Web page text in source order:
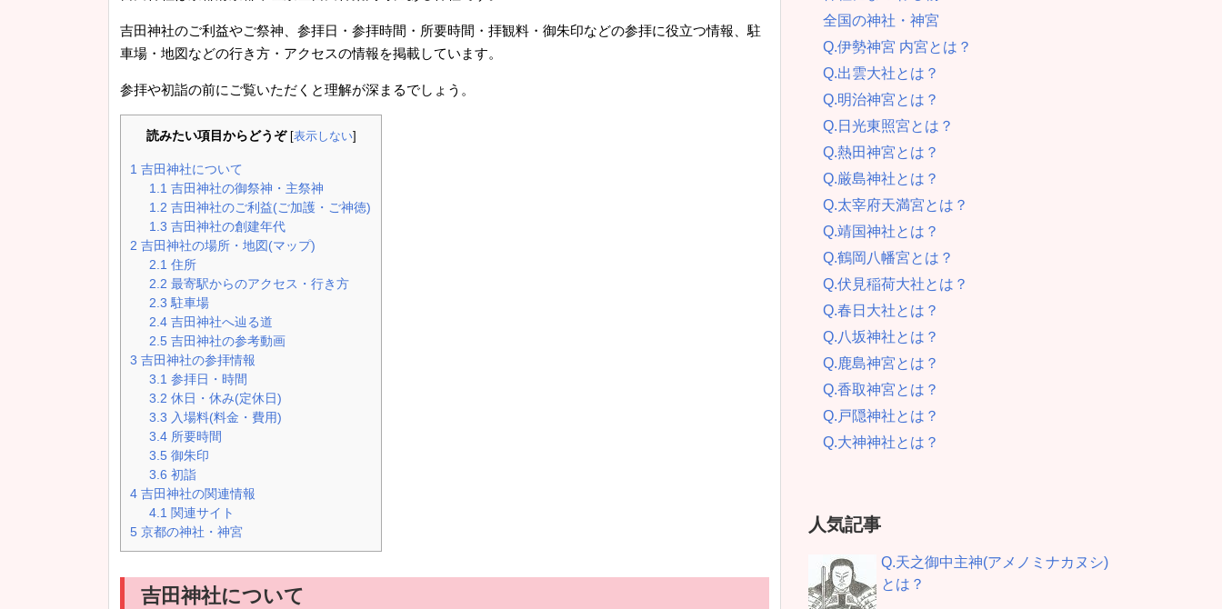
吉田神社のご利益やご祭神、参拝日・参拝時間・所要時間・拝観料・御朱印などの参拝に役立つ情報、駐
車場・地図などの行き方・アクセスの情報を掲載しています。
参拝や初詣の前にご覧いただくと理解が深まるでしょう。
読みたい項目からどうぞ [表示しない]
1 吉田神社について
1.1 吉田神社の御祭神・主祭神
1.2 吉田神社のご利益(ご加護・ご神徳)
1.3 吉田神社の創建年代
2 吉田神社の場所・地図(マップ)
2.1 住所
2.2 最寄駅からのアクセス・行き方
2.3 駐車場
2.4 吉田神社へ辿る道
2.5 吉田神社の参考動画
3 吉田神社の参拝情報
3.1 参拝日・時間
3.2 休日・休み(定休日)
3.3 入場料(料金・費用)
3.4 所要時間
3.5 御朱印
3.6 初詣
4 吉田神社の関連情報
4.1 関連サイト
5 京都の神社・神宮
吉田神社について
全国の神社・神宮
Q.伊勢神宮 内宮とは？
Q.出雲大社とは？
Q.明治神宮とは？
Q.日光東照宮とは？
Q.熱田神宮とは？
Q.厳島神社とは？
Q.太宰府天満宮とは？
Q.靖国神社とは？
Q.鶴岡八幡宮とは？
Q.伏見稲荷大社とは？
Q.春日大社とは？
Q.八坂神社とは？
Q.鹿島神宮とは？
Q.香取神宮とは？
Q.戸隠神社とは？
Q.大神神社とは？
人気記事
Q.天之御中主神(アメノミナカヌシ)
とは？